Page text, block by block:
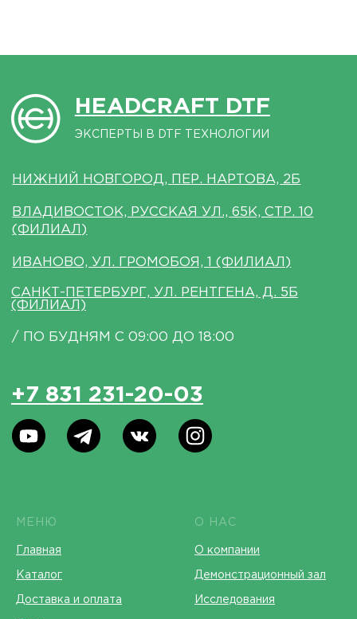
МЕНЮ
Главная
Каталог
Доставка и оплата
О НАС
О компании
Демонстрационный зал
Исследования